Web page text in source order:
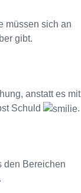
müssen sich an
gibt.
anstatt es mit
Schuld
.
den Bereichen